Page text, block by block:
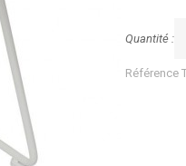
Quantité :
Référence